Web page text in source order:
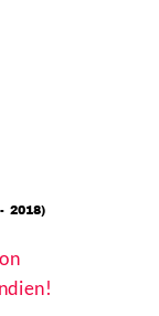
2018)